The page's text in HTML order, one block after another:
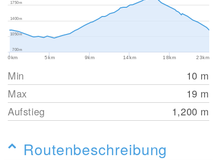
0km 5km 9km 14km 18km 23km
700m
1050m
1400m
1750m
Min 10 m
Max
19 m
Aufstieg
1,200 m
Routenbeschreibung